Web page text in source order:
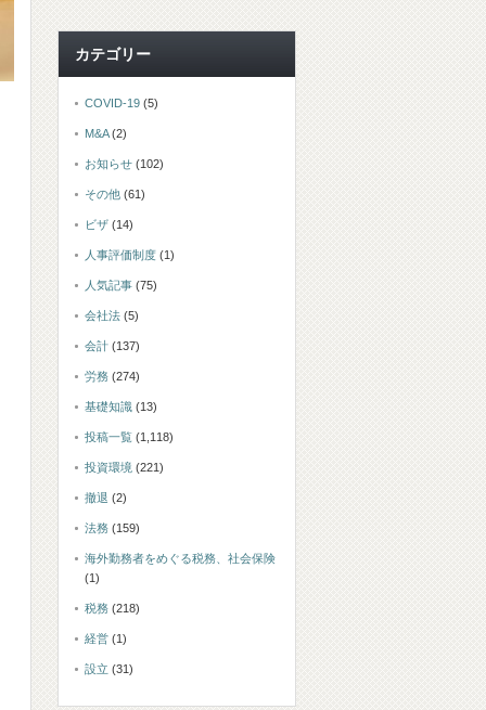
カテゴリー
COVID-19 (5)
M&A(2)
お知らせ (102)
その他 (61)
ビザ (14)
人事評価制度 (1)
人気記事 (75)
会社法 (5)
会計 (137)
労務 (274)
基礎知識 (13)
投稿一覧 (1,118)
投資環境 (221)
撤退 (2)
法務 (159)
海外勤務者をめぐる税務、社会保険
(1)
税務 (218)
経営 (1)
設立 (31)